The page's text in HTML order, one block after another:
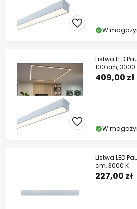
W
Listwa LED
100 cm, 3000
409,00 zł
W
Listwa LED
cm, 3000 K
227,00 zł